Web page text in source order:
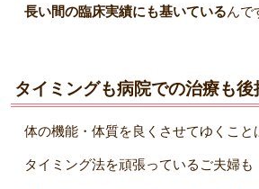
長い間の臨床実績にも基いているんで
タイミングも病院での治療も後
体の機能・体質を良くさせてゆくこと
タイミング法を頑張っているご夫婦も